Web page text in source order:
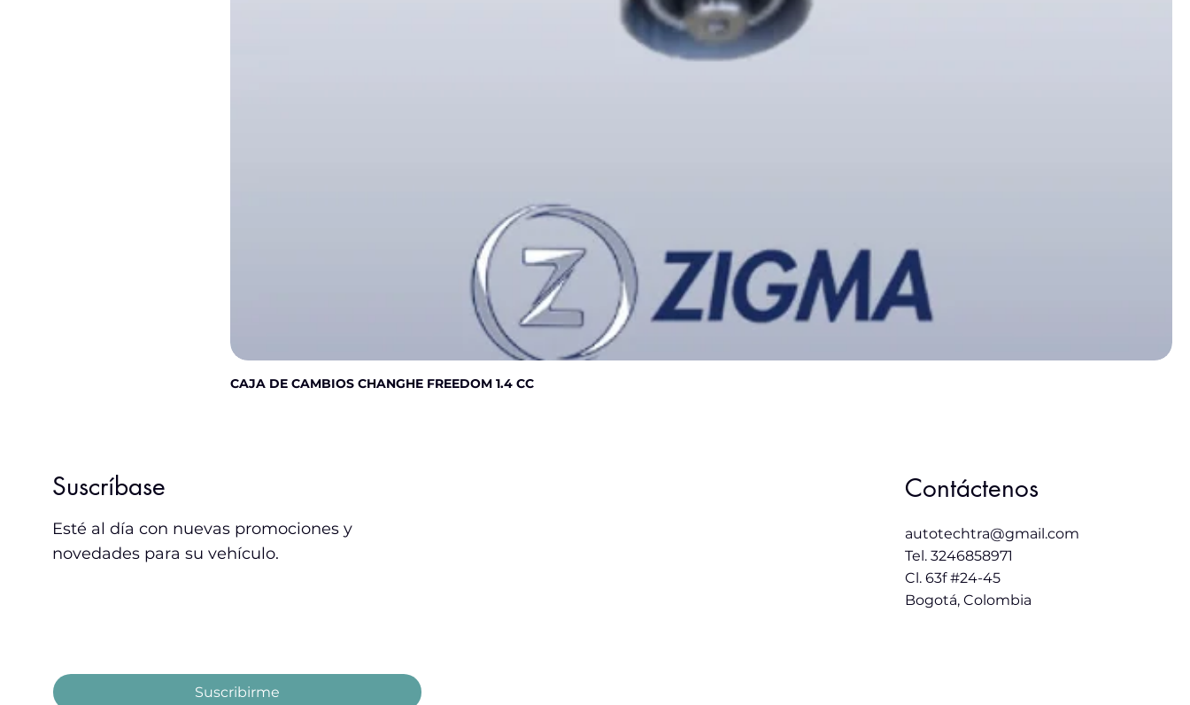
CAJA DE CAMBIOS CHANGHE FREEDOM 1.4 CC
Suscríbase
Esté al día con nuevas promociones y
novedades para su vehículo.
Suscribirme
Contáctenos
autotechtra@gmail.com
Tel. 3246858971
Cl. 63f #24-45
Bogotá, Colombia